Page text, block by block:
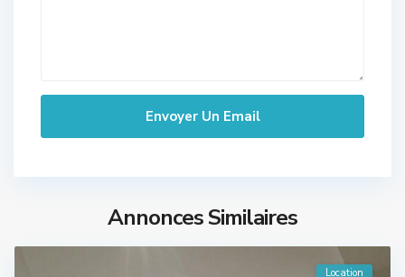
Annonces Similaires
Location